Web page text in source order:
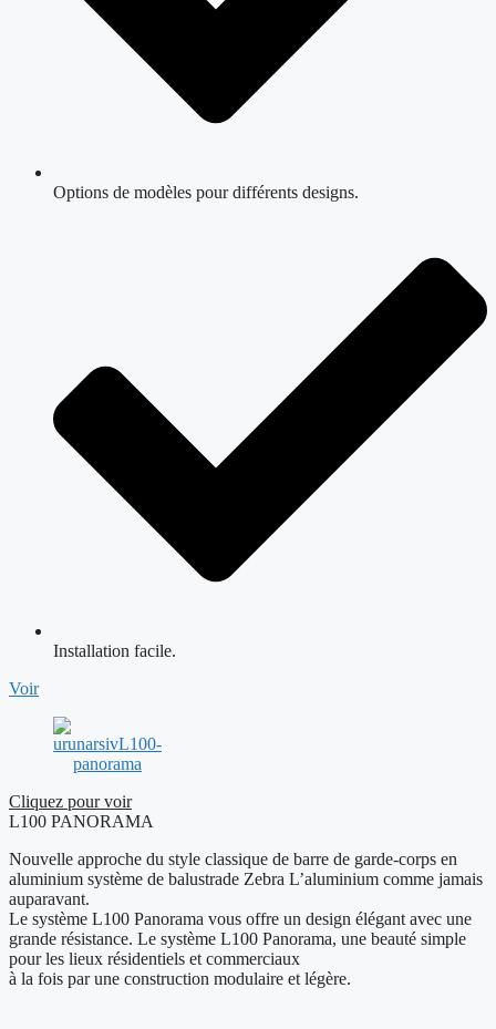
Options de modèles pour différents designs.
Installation facile.
Voir
Cliquez pour voir
L100 PANORAMA
Nouvelle approche du style classique de barre de garde-corps en
aluminium système de balustrade Zebra L’aluminium comme jamais
auparavant.
Le système L100 Panorama vous offre un design élégant avec une
grande résistance. Le système L100 Panorama, une beauté simple
pour les lieux résidentiels et commerciaux
à la fois par une construction modulaire et légère.